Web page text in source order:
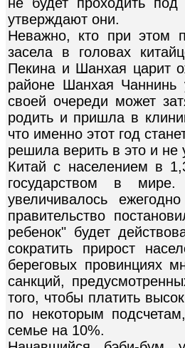
утверждают они.
Неважно, кто при этом
засела в головах
Пекина и Шанхая царит
районе Шанхая Чаннинь
своей очереди может
родить и пришла в
что именно этот год
решила верить в это и не
Китай с населением в
государством в
увеличивалось
правительство
ребенок" будет
сократить прирост
береговых провинциях
санкций,
того, чтобы платить
по некоторым
семье на 10%.